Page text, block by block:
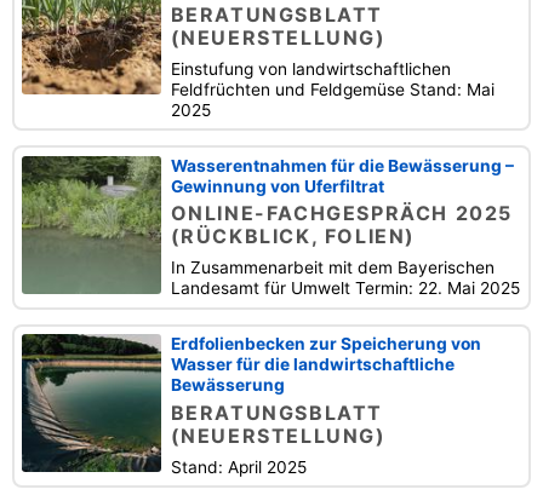
BERATUNGSBLATT
(NEUERSTELLUNG)
Einstufung von landwirtschaftlichen
Feldfrüchten und Feldgemüse Stand: Mai
2025
Wasserentnahmen für die Bewässerung –
Gewinnung von Uferfiltrat
ONLINE-FACHGESPRÄCH 2025
(RÜCKBLICK, FOLIEN)
In Zusammenarbeit mit dem Bayerischen
Landesamt für Umwelt Termin: 22. Mai 2025
Erdfolienbecken zur Speicherung von
Wasser für die landwirtschaftliche
Bewässerung
BERATUNGSBLATT
(NEUERSTELLUNG)
Stand: April 2025